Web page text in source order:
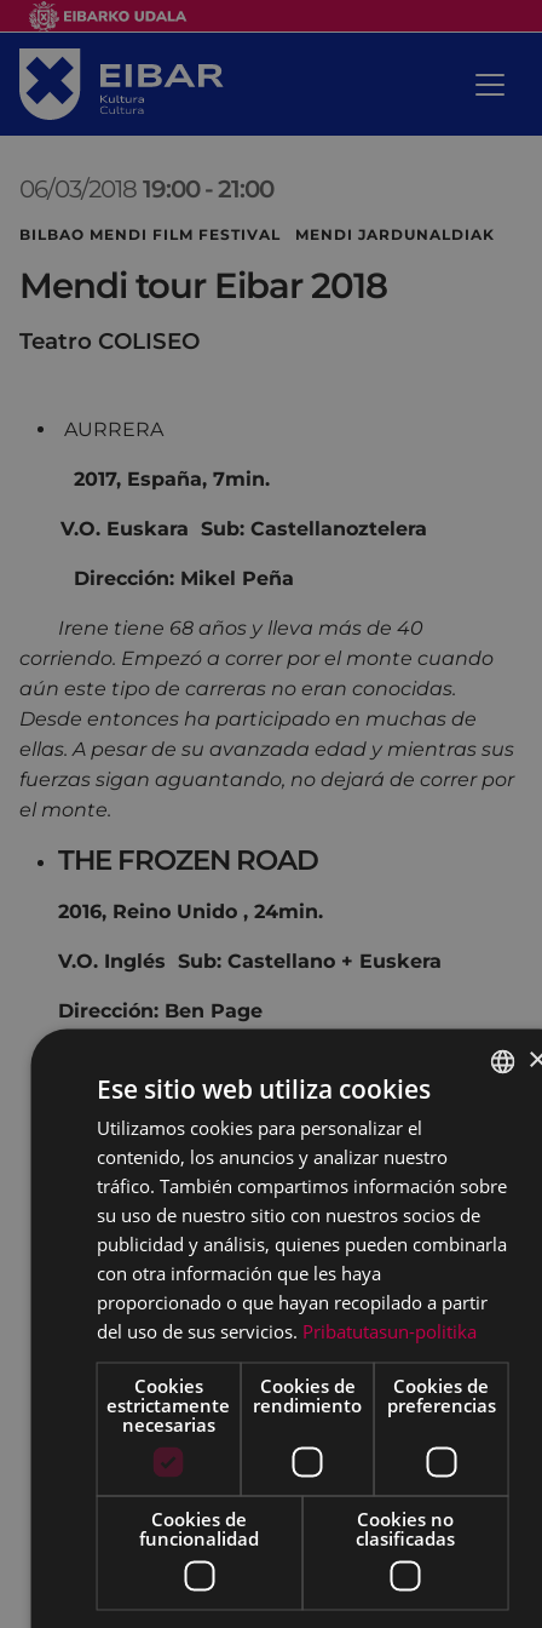
06/03/2018 19:00 -21:00
BILBAO MENDI FILM FESTIVAL MENDI JARDUNALDIAK
Mendi tour Eibar 2018
Teatro COLISEO
AURRERA
2017, España, 7min.
V.O. Euskara Sub: Castellanoztelera
Dirección: Mikel Peña
Irene tiene 68 años y lleva más de 40
corriendo. Empezó a correr por el monte cuando
aún este tipo de carreras no eran conocidas.
Desde entonces ha participado en muchas de
ellas. A pesar de su avanzada edad y mientras sus
fuerzas sigan aguantando, no dejará de correr por
el monte.
THE FROZEN ROAD
2016, Reino Unido , 24min.
V.O. Inglés Sub: Castellano + Euskera
Dirección: Ben Page
Tras leer la frase de Jack London “cualquier
hombre que sea hombre puede viajar solo”,
Ben buscó la aventura de la soledad perfecta
al realizar una travesía en bicicleta por el Ártico
Canadiense en invierno. Sin embargo, la cruda
realidad del viaje está muy lejos del
romanticismo de London.
MOUNTAIN
2017, Australia, 73 min.
V.O. Inglés Sub: Castellano +
Dirección: Jennifer Peedom
Ese sitio web utiliza cookies
Utilizamos cookies para personalizar el
contenido, los anuncios y analizar nuestro
tráfico. También compartimos información sobre
su uso de nuestro sitio con nuestros socios de
publicidad y análisis, quienes pueden combinarla
con otra información que les haya
proporcionado o que hayan recopilado a partir
del uso de sus servicios. Pribatutasun-politika
Cookies
estrictamente
necesarias
Cookies de
rendimiento
Cookies de
preferencias
Cookies de
funcionalidad
Cookies no
clasificadas